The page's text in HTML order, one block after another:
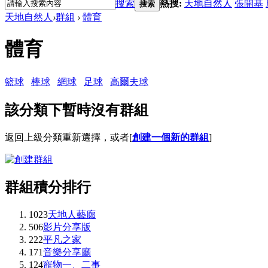
搜索 搜索 熱搜: 天地自然人 張開基
天地自然人 ›群組 › 體育
體育
籃球 棒球 網球 足球 高爾夫球
該分類下暫時沒有群組
返回上級分類重新選擇，或者[創建一個新的群組]
群組積分排行
1023天地人藝廊
506影片分享版
222平凡之家
171音樂分享廳
124寵物一、二事